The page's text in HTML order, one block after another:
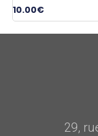
10.00€
29,